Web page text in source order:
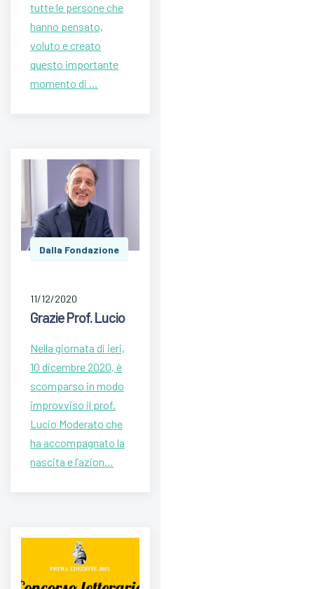
tutte le persone che
hanno pensato,
voluto e creato
questo importante
momento di …
Dalla Fondazione
11/12/2020
Grazie Prof. Lucio
Nella giornata di ieri,
10 dicembre 2020, è
scomparso in modo
improvviso il prof.
Lucio Moderato che
ha accompagnato la
nascita e l’azion…